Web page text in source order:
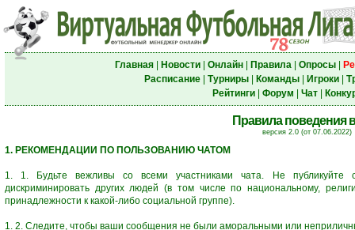
Главная| Новости| Онлайн| Правила| Опросы|
Расписание| Турниры| Команды| Игроки|
Рейтинги| Форум Чат|
Правила поведения
версия 2.0 (от 07.06.2022)
1. РЕКОМЕНДАЦИИ ПО ПОЛЬЗОВАНИЮ ЧАТОМ
1. 1. Будьте вежливы со всеми участниками чата. Не публикуйте
дискриминировать других людей (в том числе по национальному,
принадлежности к какой-либо социальной группе).
1. 2. Следите, чтобы ваши сообщения не были аморальными или